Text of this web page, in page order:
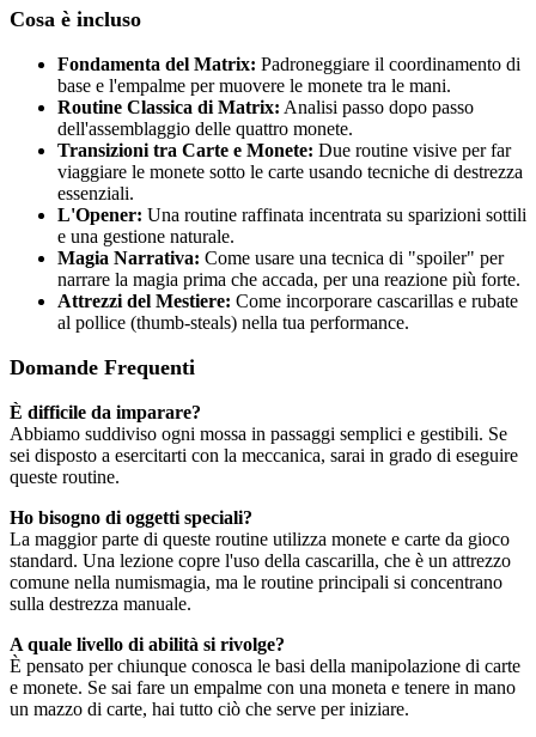
Cosa è incluso
Fondamenta del Matrix: Padroneggiare il coordinamento di
base e l'empalme per muovere le monete tra le mani.
Routine Classica di Matrix: Analisi passo dopo passo
dell'assemblaggio delle quattro monete.
Transizioni tra Carte e Monete: Due routine visive per far
viaggiare le monete sotto le carte usando tecniche di destrezza
essenziali.
L'Opener: Una routine raffinata incentrata su sparizioni sottili
e una gestione naturale.
Magia Narrativa: Come usare una tecnica di "spoiler" per
narrare la magia prima che accada, per una reazione più forte.
Attrezzi del Mestiere: Come incorporare cascarillas e rubate
al pollice (thumb-steals) nella tua performance.
Domande Frequenti
È difficile da imparare?
Abbiamo suddiviso ogni mossa in passaggi semplici e gestibili. Se
sei disposto a esercitarti con la meccanica, sarai in grado di eseguire
queste routine.
Ho bisogno di oggetti speciali?
La maggior parte di queste routine utilizza monete e carte da gioco
standard. Una lezione copre l'uso della cascarilla, che è un attrezzo
comune nella numismagia, ma le routine principali si concentrano
sulla destrezza manuale.
A quale livello di abilità si rivolge?
È pensato per chiunque conosca le basi della manipolazione di carte
e monete. Se sai fare un empalme con una moneta e tenere in mano
un mazzo di carte, hai tutto ciò che serve per iniziare.